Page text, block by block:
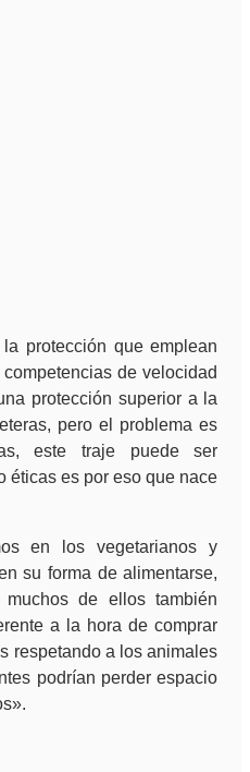
protección que emplean
de velocidad
protección superior a la
pero el problema es
este traje puede ser
éticas es por eso que nace
en los vegetarianos y
su forma de alimentarse,
de ellos también
a la hora de comprar
respetando a los animales
podrían perder espacio